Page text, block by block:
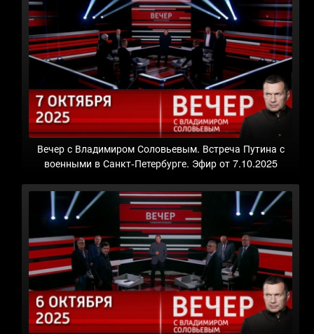
Вечер с Владимиром Соловьевым. Встреча Путина с
военными в Санкт-Петербурге. Эфир от 7.10.2025